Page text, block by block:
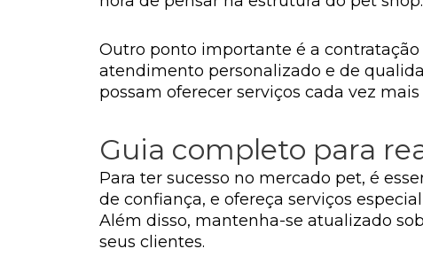
Outro ponto importante é a
atendimento personalizado e de
possam oferecer serviços cada vez
Guia completo para
Para ter sucesso no mercado pet, é
de confiança, e ofereça serviços
Além disso, mantenha-se atualizado
seus clientes.